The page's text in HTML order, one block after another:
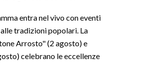
entra nel vivo con eventi
tradizioni popolari. La
Arrosto" (2 agosto) e
celebrano le eccellenze